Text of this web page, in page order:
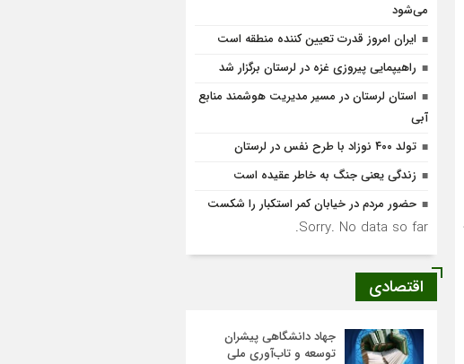
می‌شود
ایران امروز قدرت تعیین کننده منطقه است
راهیپمایی پیروزی غزه در لرستان برگزار شد
استان لرستان در مسیر مدیریت هوشمند منابع
آبی
تولد ۴۰۰ نوزاد با طرح نفس در لرستان
زندگی یعنی جنگ به‌ خاطر عقیده است
حضور مردم در خیابان کمر استکبار را شکست
Sorry. No data so far.
اقتصادی
جهاد دانشگاهی پیشران
توسعه و تاب‌آوری ملی